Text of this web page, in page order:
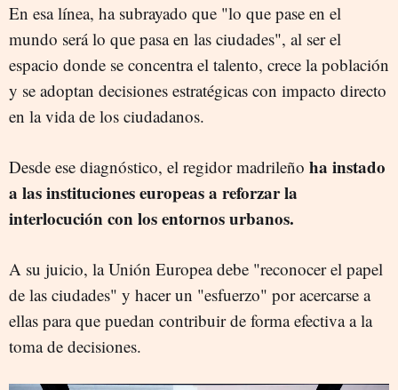
En esa línea, ha subrayado que "lo que pase en el
mundo será lo que pasa en las ciudades", al ser el
espacio donde se concentra el talento, crece la población
y se adoptan decisiones estratégicas con impacto directo
en la vida de los ciudadanos.
Desde ese diagnóstico, el regidor madrileño ha instado
a las instituciones europeas a reforzar la
interlocución con los entornos urbanos.
A su juicio, la Unión Europea debe "reconocer el papel
de las ciudades" y hacer un "esfuerzo" por acercarse a
ellas para que puedan contribuir de forma efectiva a la
toma de decisiones.